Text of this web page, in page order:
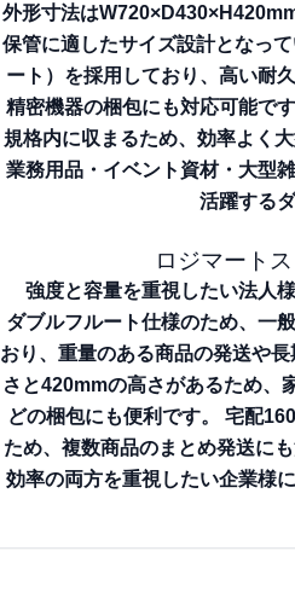
外形寸法は
保管に適したサイズ設計となっ
ート）を採用しており、高い耐
精密機器の梱包にも対応可能で
規格内に収まるため、効率よく
業務用品・イベント資材・大型
活躍する
ロジマート
強度と容量を重視したい法人
ダブルフルート仕様のため、一
おり、重量のある商品の発送や
さと420mmの高さがあるため、
どの梱包にも便利です。
宅配
ため、複数商品のまとめ発送に
効率の両方を重視したい企業様